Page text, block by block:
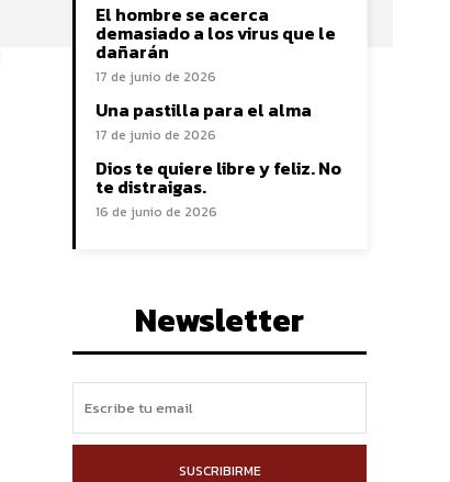
El hombre se acerca
demasiado a los virus que le
dañarán
17 de junio de 2026
Una pastilla para el alma
17 de junio de 2026
Dios te quiere libre y feliz. No
te distraigas.
16 de junio de 2026
Newsletter
SUSCRIBIRME